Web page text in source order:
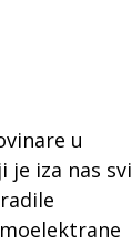
u
je iza nas svi